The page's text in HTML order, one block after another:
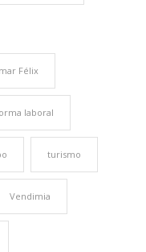
Félix
laboral
turismo
Vendimia